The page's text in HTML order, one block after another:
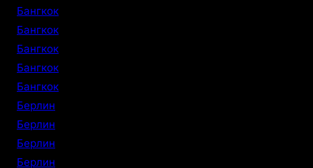
Бангкок
Бангкок
Бангкок
Бангкок
Бангкок
Берлин
Берлин
Берлин
Берлин